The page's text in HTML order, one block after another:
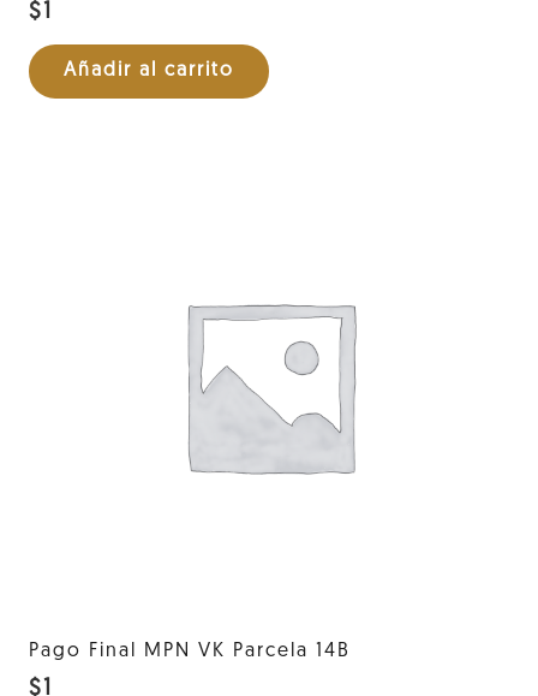
$1
Añadir al carrito
Pago Final MPN VK Parcela 14B
$ 1